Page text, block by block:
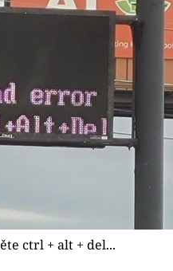
ctrl + alt + del...